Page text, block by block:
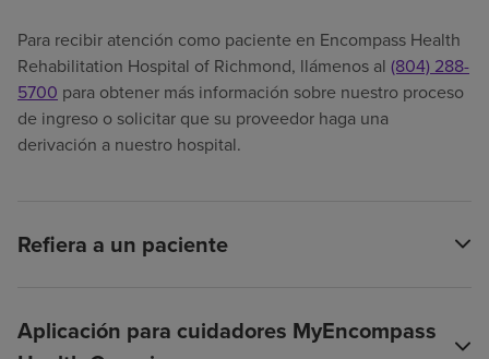
Para recibir atención como paciente en Encompass Health
Rehabilitation Hospital of Richmond, llámenos al (804) 288-
5700 para obtener más información sobre nuestro proceso
de ingreso o solicitar que su proveedor haga una
derivación a nuestro hospital.
Refiera a un paciente
Aplicación para cuidadores MyEncompass